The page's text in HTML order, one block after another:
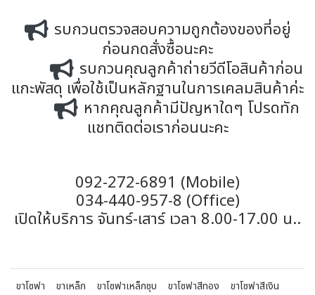
รบกวนตรวจสอบความถูกต้องของที่อยู่
ก่อนกดสั่งซื้อนะคะ
รบกวนคุณลูกค้าถ่ายวีดีโอสินค้าก่อน
แกะพัสดุ เพื่อใช้เป็นหลักฐานในการเคลมสินค้าค่ะ
หากคุณลูกค้ามีปัญหาใดๆ โปรดทัก
แชทติดต่อเราก่อนนะคะ
092-272-6891 (Mobile)
034-440-957-8 (Office)
เปิดให้บริการ จันทร์-เสาร์ เวลา 8.00-17.00 น..
ขาโซฟา ขาเหล็ก ขาโซฟาเหล็กชุบ ขาโซฟาสีทอง
ขาโซฟาสีเงิน